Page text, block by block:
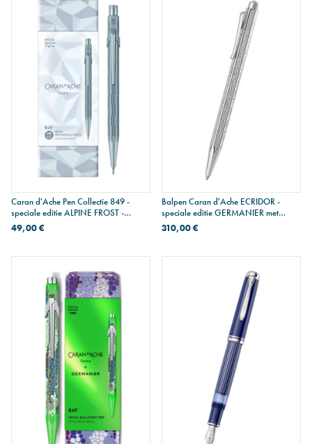
Caran d'Ache Pen Collectie 849 -
speciale editie ALPINE FROST -
vulpotlood 0,5 mm - bleu givré
49,00 €
Balpen Caran d'Ache ECRIDOR -
speciale editie GERMANIER met
lederen hoes
310,00 €